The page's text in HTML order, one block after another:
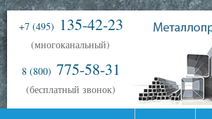
+7 (495) 135-42-23
(многоканальный)
8 (800) 775-58-31
(бесплатный звонок)